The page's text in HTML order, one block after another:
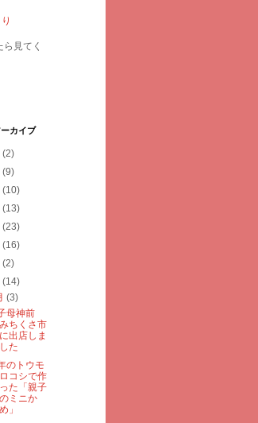
見てく
カイブ
(2)
(9)
(10)
(13)
(23)
(16)
(2)
(14)
(3)
母神前
みちくさ市
に出店しま
した
のトウモ
ロコシで作
った「親子
のミニか
め」